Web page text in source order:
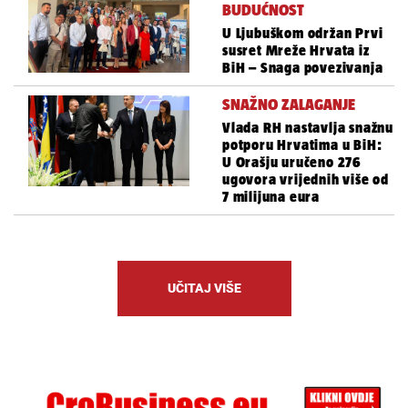
BUDUĆNOST
U Ljubuškom održan Prvi
susret Mreže Hrvata iz
BiH – Snaga povezivanja
SNAŽNO ZALAGANJE
Vlada RH nastavlja snažnu
potporu Hrvatima u BiH:
U Orašju uručeno 276
ugovora vrijednih više od
7 milijuna eura
UČITAJ VIŠE